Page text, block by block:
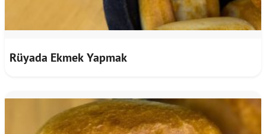
Rüyada Ekmek Yapmak